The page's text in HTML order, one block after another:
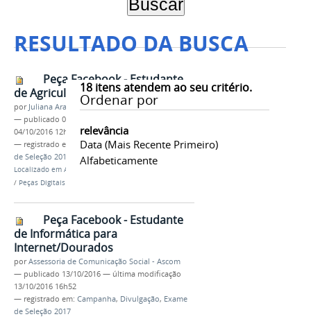
RESULTADO DA BUSCA
18itens atendem ao seu critério.
Ordenar por
relevância
Data (mais Recente Primeiro)
Alfabeticamente
Peça Facebook - Estudante
de Agricultura/Ponta Porã
por Juliana Aragão
— publicado 04/10/2016
04/10/2016 12h05
— registrado em:
Campanha ,Divulgação,Exame
de Seleção 2017
Localizado em Assuntos
/ Peças Digitais
Peça Facebook - Estudante
de Informática para
Internet/Dourados
porAssessoria de Comunicação Social - Ascom
— publicado 13/10/2016 — última modificação
13/10/2016 16h52
— registrado em: Campanha, Divulgação, Exame
de Seleção 2017